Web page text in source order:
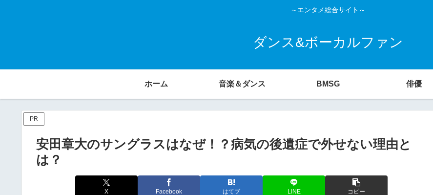
～エンタメ総合サイト～
ダンス&ボーカルファン
ホーム 音楽＆ダンス BMSG 俳優
PR
安田章大のサングラスはなぜ！？病気の後遺症で外せない理由と
は？
X Facebook はてブ LINE コピー